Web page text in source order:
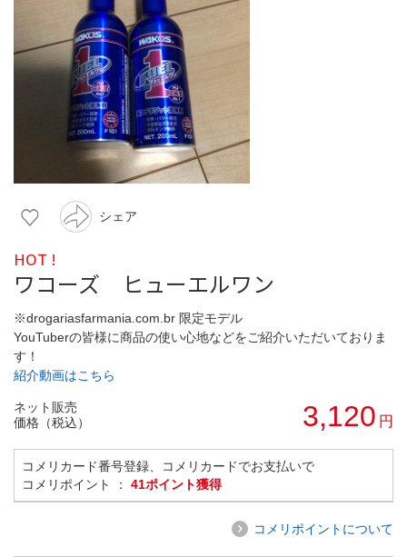
シェア
HOT !
ワコーズ ヒューエルワン
※drogariasfarmania.com.br 限定モデル
YouTuberの皆様に商品の使い心地などをご紹介いただいておりま
す！
紹介動画はこちら
ネット販売
価格（税込）
3,120 円
コメリカード番号登録、コメリカードでお支払いで
コメリポイント ： 41ポイント獲得
コメリポイントについて